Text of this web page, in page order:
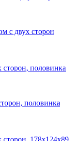
с двух сторон
половинка